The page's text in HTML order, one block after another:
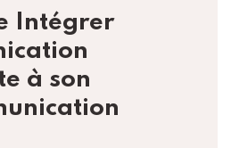
Intégrer
à son